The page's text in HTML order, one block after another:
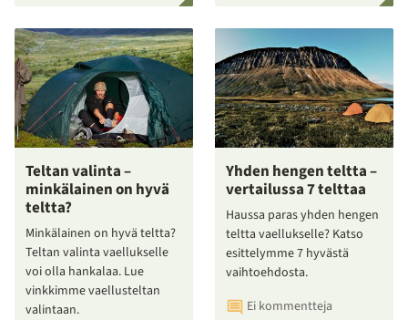
Teltan valinta –
minkälainen on hyvä
teltta?
Minkälainen on hyvä teltta?
Teltan valinta vaellukselle
voi olla hankalaa. Lue
vinkkimme vaellusteltan
valintaan.
Yhden hengen teltta –
vertailussa 7 telttaa
Haussa paras yhden hengen
teltta vaellukselle? Katso
esittelymme 7 hyvästä
vaihtoehdosta.
Ei kommentteja